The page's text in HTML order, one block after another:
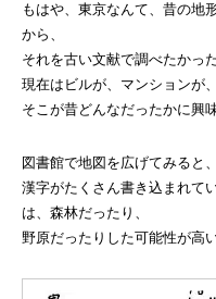
もはや、東京なんて、昔の地
から、
それを古い文献で調べたかっ
現在はビルが、マンションが
そこが昔どんなだったかに興
図書館で地図を広げてみると
漢字がたくさん書き込まれて
は、森林だったり、
野原だったりした可能性が高